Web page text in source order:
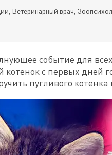
Ветеринарный врач,
событие для
с первых дней
пугливого котенка